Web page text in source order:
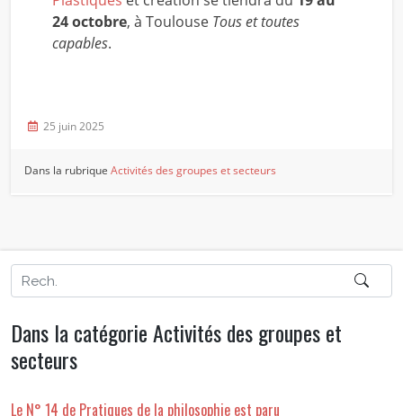
24 octobre, à Toulouse Tous et toutes
capables.
25 juin 2025
Dans la rubriqueActivités des groupes et secteurs
Dans la catégorie Activités des groupes et
secteurs
Le N° 14 de Pratiques de la philosophie est paru